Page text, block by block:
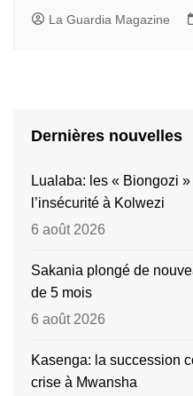
La Guardia Magazine
Dernières nouvelles
Lualaba: les « Biongozi
l’insécurité à Kolwezi
6 août 2026
Sakania plongé de
de 5 mois
6 août 2026
Kasenga: la succession
crise à Mwansha